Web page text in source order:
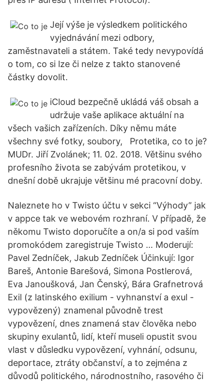
Její výše je výsledkem politického
vyjednávání mezi odbory,
zaměstnavateli a státem. Také tedy nevypovídá
o tom, co si lze či nelze z takto stanovené
částky dovolit.
iCloud bezpečně ukládá váš obsah a
udržuje vaše aplikace aktuální na
všech vašich zařízeních. Díky němu máte
všechny své fotky, soubory, Protetika, co to je?
MUDr. Jiří Zvolánek; 11. 02. 2018. Většinu svého
profesního života se zabývám protetikou, v
dnešní době ukrajuje většinu mé pracovní doby.
Naleznete ho v Twisto účtu v sekci “Výhody” jak
v appce tak ve webovém rozhraní. V případě, že
někomu Twisto doporučíte a on/a si pod vaším
promokódem zaregistruje Twisto … Moderují:
Pavel Zedníček, Jakub Zedníček Účinkují: Igor
Bareš, Antonie Barešová, Simona Postlerová,
Eva Janoušková, Jan Čenský, Bára Grafnetrová
Exil (z latinského exilium - vyhnanství a exul -
vypovězený) znamenal původně trest
vypovězení, dnes znamená stav člověka nebo
skupiny exulantů, lidí, kteří museli opustit svou
vlast v důsledku vypovězení, vyhnání, odsunu,
deportace, ztráty občanství, a to zejména z
důvodů politického, národnostního, rasového či